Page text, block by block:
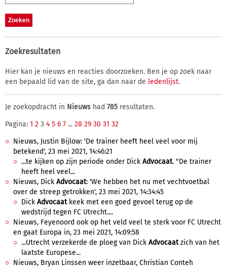
Zoekresultaten
Hier kan je nieuws en reacties doorzoeken. Ben je op zoek naar
een bepaald lid van de site, ga dan naar de ledenlijst.
Je zoekopdracht in Nieuws had 785 resultaten.
Pagina: 1 2 3 4 5 6 7 ... 28 29 30 31 32
Nieuws, Justin Bijlow: 'De trainer heeft heel veel voor mij
betekend', 23 mei 2021, 14:46:21
...te kijken op zijn periode onder Dick Advocaat. "De trainer
heeft heel veel...
Nieuws, Dick Advocaat: 'We hebben het nu met vechtvoetbal
over de streep getrokken', 23 mei 2021, 14:34:45
Dick Advocaatkeek met een goed gevoel terug op de
wedstrijd tegen FC Utrecht....
Nieuws, Feyenoord ook op het veld veel te sterk voor FC Utrecht
en gaat Europa in, 23 mei 2021, 14:09:58
...Utrecht verzekerde de ploeg van Dick Advocaatzich van het
laatste Europese...
Nieuws, Bryan Linssen weer inzetbaar, Christian Conteh